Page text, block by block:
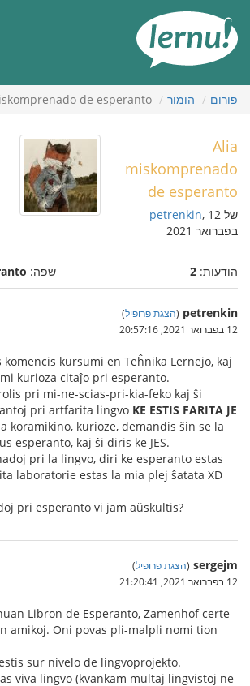
העניינים
פורום הומור de esperanto
Alia
miskomprenado
de esperanto
של petrenkin, 12
בפברואר 2021
הודעות: 2 שפה:
petrenkin
(הצגת פרופיל)
12 בפברואר 2021, 20:57:16
kursumi en Teĥnika Lernejo, kaj
kurioza citaĵo pri esperanto.
pri mi-ne-scias-pri-kia-feko kaj ŝi
pri artfarita lingvo KE ESTIS FARITA JE
koramikino, kurioze, demandis ŝin se la
esperanto, kaj ŝi diris ke JES.
pri la lingvo, diri ke esperanto estas
laboratorie estas la mia plej ŝatata XD
pri esperanto vi jam aŭskultis?
sergejm
(הצגת פרופיל)
12 בפברואר 2021, 21:20:41
Libron de Esperanto, Zamenhof certe
amikoj. Oni povas pli-malpli nomi tion
sur nivelo de lingvoprojekto.
viva lingvo (kvankam multaj lingvistoj ne